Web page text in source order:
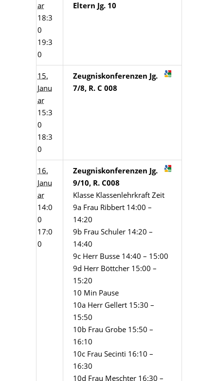
ar
18:3
0
19:3
0
Eltern Jg. 10
15.
Janu
ar
15:3
0
18:3
0
Zeugniskonferenzen Jg.
7/8, R. C 008
16.
Janu
ar
14:0
0
17:0
0
Zeugniskonferenzen Jg.
9/10, R. C008
Klasse Klassenlehrkraft Zeit
9a Frau Ribbert 14:00 –
14:20
9b Frau Schuler 14:20 –
14:40
9c Herr Busse 14:40 – 15:00
9d Herr Böttcher 15:00 –
15:20
10 Min Pause
10a Herr Gellert 15:30 –
15:50
10b Frau Grobe 15:50 –
16:10
10c Frau Secinti 16:10 –
16:30
10d Frau Meschter 16:30 –